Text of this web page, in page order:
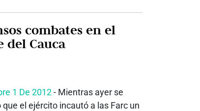
combates en el
del Cauca
1 De 2012- Mientras ayer se
que el ejército incautó a las Farc un